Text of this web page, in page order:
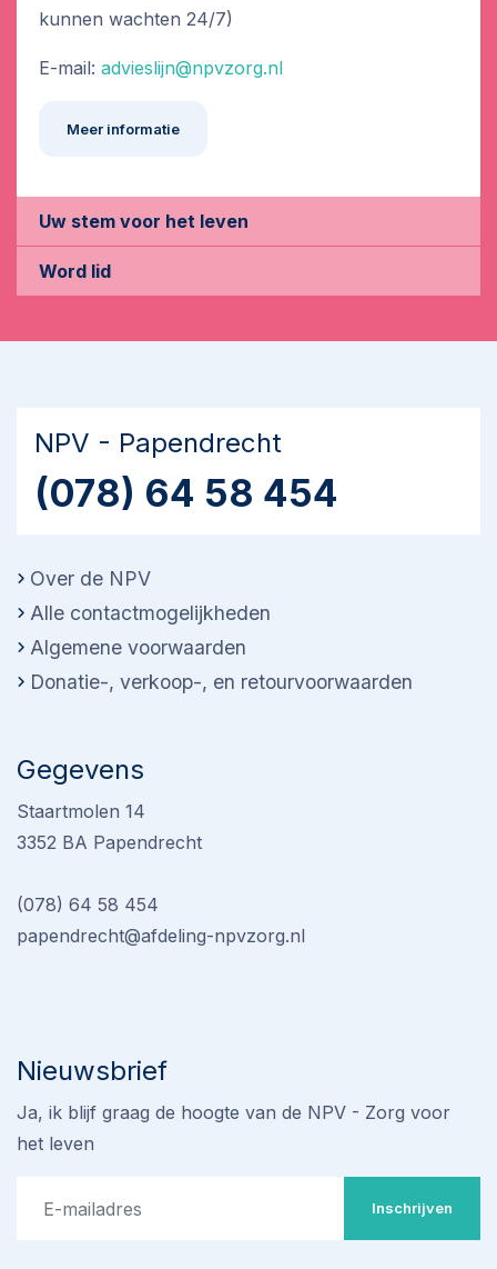
kunnen wachten 24/7)
E-mail: advieslijn@npvzorg.nl
Meer informatie
Uw stem voor het leven
Word lid
NPV - Papendrecht
(078) 64 58 454
Over de NPV
Alle contactmogelijkheden
Algemene voorwaarden
Donatie-, verkoop-, en retourvoorwaarden
Gegevens
Staartmolen 14
3352 BA Papendrecht
(078) 64 58 454
papendrecht@afdeling-npvzorg.nl
Nieuwsbrief
Ja, ik blijf graag de hoogte van de NPV - Zorg voor
het leven
Inschrijven